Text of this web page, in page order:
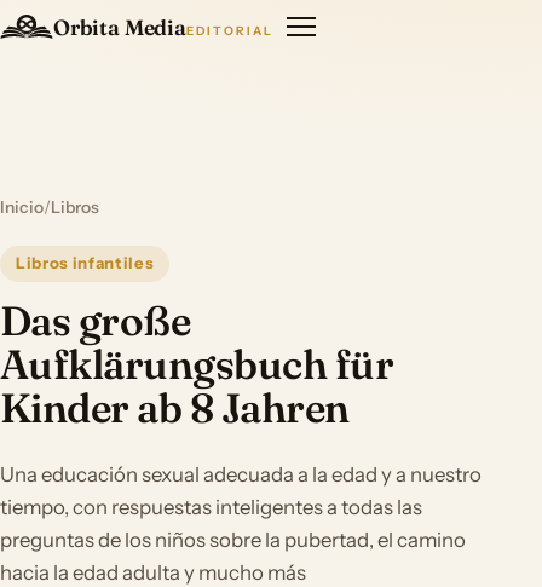
Orbita MediaEDITORIAL
Inicio/Libros
Libros infantiles
Das große
Aufklärungsbuch für
Kinder ab 8 Jahren
Una educación sexual adecuada a la edad y a nuestro
tiempo, con respuestas inteligentes a todas las
preguntas de los niños sobre la pubertad, el camino
hacia la edad adulta y mucho más